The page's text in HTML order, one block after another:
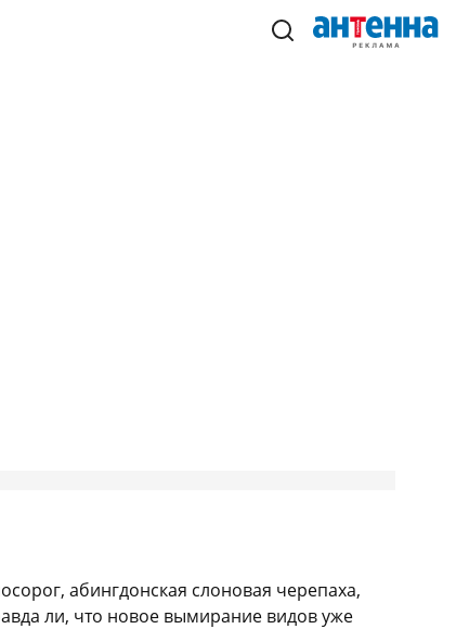
абингдонская слоновая черепаха,
ли, что новое вымирание видов уже